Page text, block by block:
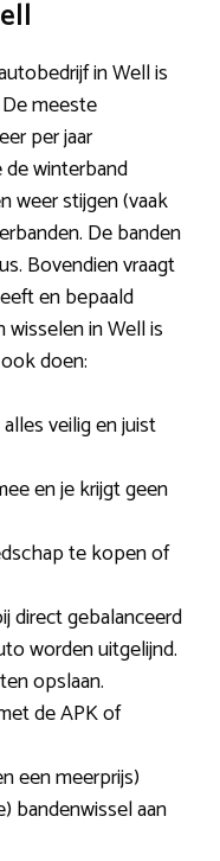
in Well is
meeste
per jaar
de winterband
weer stijgen (vaak
De banden
Bovendien vraagt
en bepaald
in Well is
doen:
veilig en juist
en je krijgt geen
te kopen of
direct gebalanceerd
worden uitgelijnd.
opslaan.
de APK of
een meerprijs)
bandenwissel aan